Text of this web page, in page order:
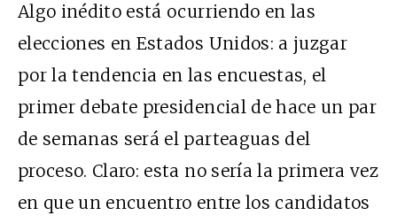
Algo inédito está ocurriendo en las
elecciones en Estados Unidos: a juzgar
por la tendencia en las encuestas, el
primer debate presidencial de hace un par
de semanas será el parteaguas del
proceso. Claro: esta no sería la primera vez
en que un encuentro entre los candidatos